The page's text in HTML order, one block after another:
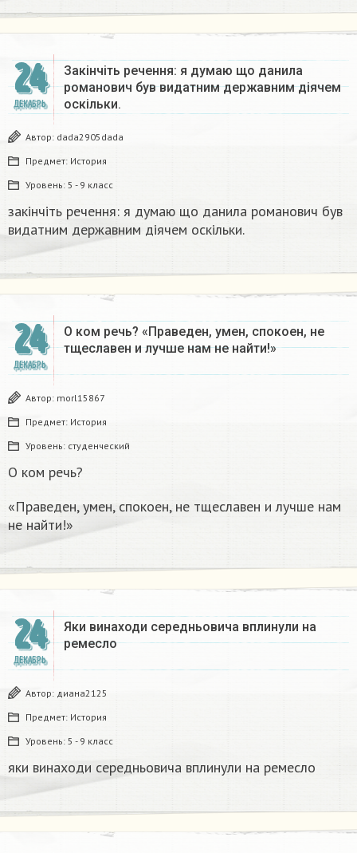
24
ДЕКАБРЬ
Закінчіть речення: я думаю що данила
романович був видатним державним діячем
оскільки.
Автор: dada2905dada
Предмет: История
Уровень: 5 - 9 класс
закінчіть речення: я думаю що данила романович був
видатним державним діячем оскільки.
24
ДЕКАБРЬ
О ком речь? «Праведен, умен, спокоен, не
тщеславен и лучше нам не найти!»
Автор: morl15867
Предмет: История
Уровень: студенческий
О ком речь?
«Праведен, умен, спокоен, не тщеславен и лучше нам
не найти!»
24
ДЕКАБРЬ
Яки винаходи середньовича вплинули на
ремесло
Автор: диана2125
Предмет: История
Уровень: 5 - 9 класс
яки винаходи середньовича вплинули на ремесло